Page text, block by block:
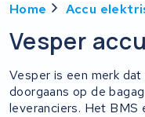
Home Accu
Vesper
Vesper is een merk
doorgaans op de
leveranciers. Het BMS